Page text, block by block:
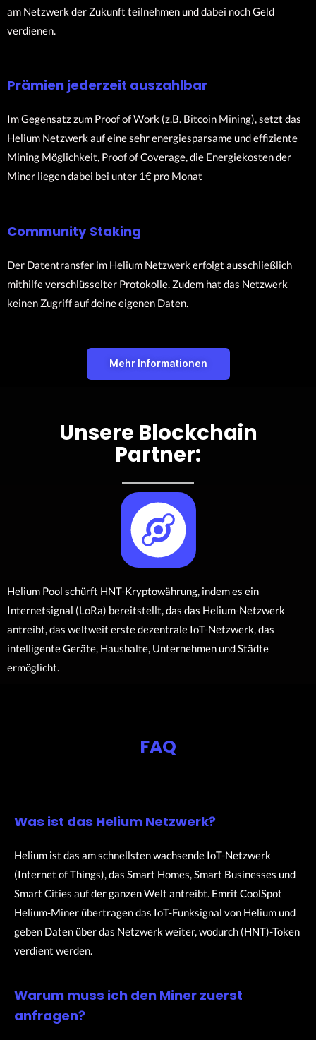
am Netzwerk der Zukunft teilnehmen und dabei noch Geld
verdienen.
Prämien jederzeit auszahlbar
Im Gegensatz zum Proof of Work (z.B. Bitcoin Mining), setzt das
Helium Netzwerk auf eine sehr energiesparsame und effiziente
Mining Möglichkeit, Proof of Coverage, die Energiekosten der
Miner liegen dabei bei unter 1€ pro Monat
Community Staking
Der Datentransfer im Helium Netzwerk erfolgt ausschließlich
mithilfe verschlüsselter Protokolle. Zudem hat das Netzwerk
keinen Zugriff auf deine eigenen Daten.
Mehr Informationen
Unsere Blockchain
Partner:
Helium Pool schürft HNT-Kryptowährung, indem es ein
Internetsignal (LoRa) bereitstellt, das das Helium-Netzwerk
antreibt, das weltweit erste dezentrale IoT-Netzwerk, das
intelligente Geräte, Haushalte, Unternehmen und Städte
ermöglicht.
FAQ
Was ist das Helium Netzwerk?
Helium ist das am schnellsten wachsende IoT-Netzwerk
(Internet of Things), das Smart Homes, Smart Businesses und
Smart Cities auf der ganzen Welt antreibt. Emrit CoolSpot
Helium-Miner übertragen das IoT-Funksignal von Helium und
geben Daten über das Netzwerk weiter, wodurch (HNT)-Token
verdient werden.
Warum muss ich den Miner zuerst
anfragen?